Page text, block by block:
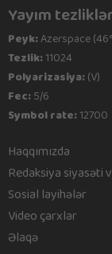
Yayım
Peyk:Azerspace
Tezlik:11024
Polyarizasiya:(V)
Fec:5/6
Symbol rate:12700
Haqqımızda
Redaksiya siyasəti
Sosial layihələr
Video çarxlar
Əlaqə